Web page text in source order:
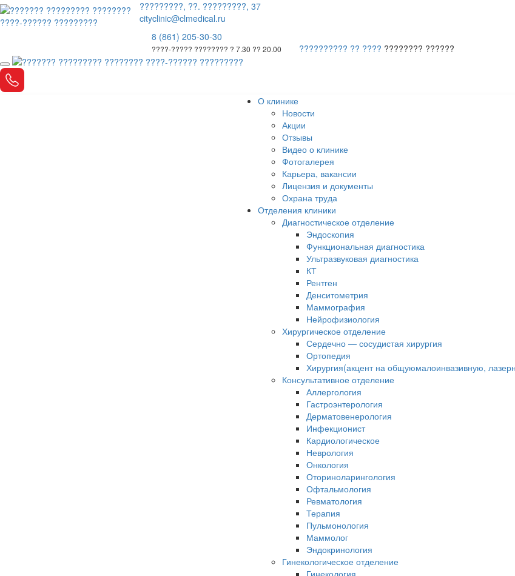
?????????, ??. ?????????, 37
cityclinic@clmedical.ru
8 (861) 205-30-30
????-????? ???????? ? 7.30 ?? 20.00 ?????????? ?? ???? ???????? ??????
О клинике
Новости
Акции
Отзывы
Видео о клинике
Фотогалерея
Карьера, вакансии
Лицензия и документы
Охрана труда
Отделения клиники
Диагностическое отделение
Эндоскопия
Функциональная диагностика
Ультразвуковая диагностика
КТ
Рентген
Денситометрия
Маммография
Нейрофизиология
Хирургическое отделение
Сердечно — сосудистая хирургия
Ортопедия
Хирургия(акцент на общуюмалоинвазивную,
Консультативное отделение
Аллергология
Гастроэнтерология
Дерматовенерология
Инфекционист
Кардиологическое
Неврология
Онкология
Оториноларингология
Офтальмология
Ревматология
Терапия
Пульмонология
Маммолог
Эндокринология
Гинекологическое отделение